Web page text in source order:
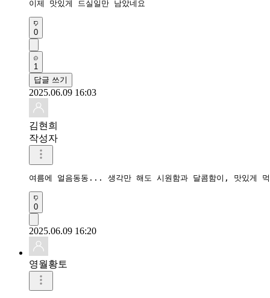
이제 맛있게 드실일만 남았네요
0
1
답글 쓰기
2025.06.09 16:03
김현희
작성자
여름에 얼음동동... 생각만 해도 시원함과 달콤함이, 맛있게
0
2025.06.09 16:20
영월황토